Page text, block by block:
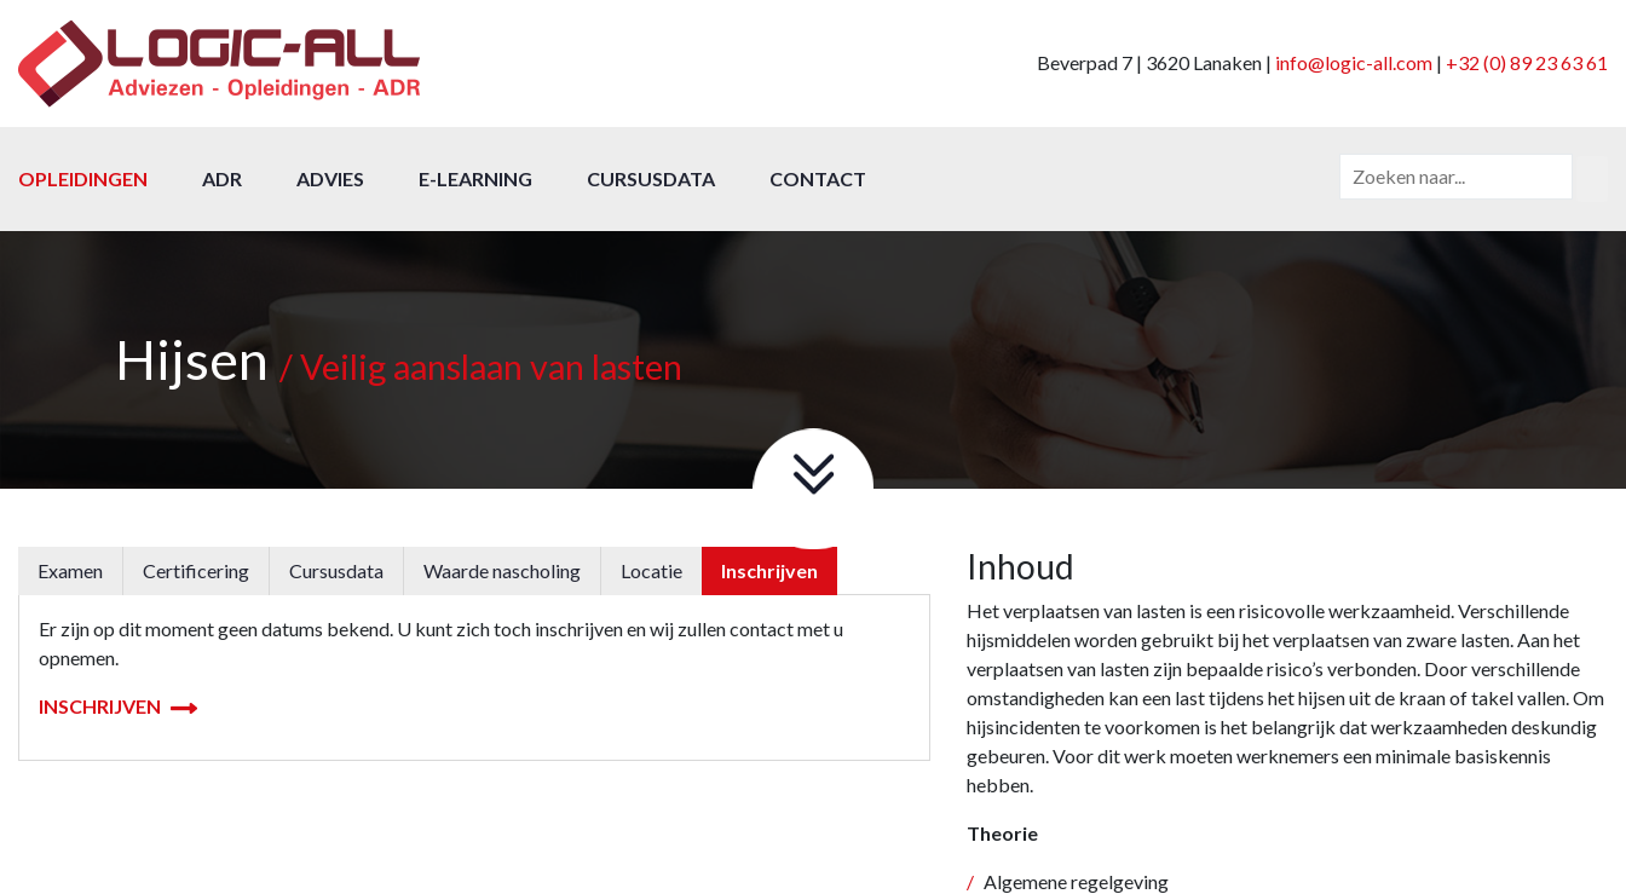
Beverpad 7 | 3620 Lanaken | info@logic-all.com | +32 (0) 89 23 63 61
OPLEIDINGEN ADR ADVIES E-LEARNING CURSUSDATA CONTACT
Hijsen / Veilig aanslaan van lasten
Examen Certificering Cursusdata Waarde nascholing Locatie Inschrijven
Er zijn op dit moment geen datums bekend. U kunt zich toch inschrijven en wij zullen contact met u
opnemen.
INSCHRIJVEN
Inhoud
Het verplaatsen van lasten is een risicovolle werkzaamheid. Verschillende
hijsmiddelen worden gebruikt bij het verplaatsen van zware lasten. Aan het
verplaatsen van lasten zijn bepaalde risico’s verbonden. Door verschillende
omstandigheden kan een last tijdens het hijsen uit de kraan of takel vallen. Om
hijsincidenten te voorkomen is het belangrijk dat werkzaamheden deskundig
gebeuren. Voor dit werk moeten werknemers een minimale basiskennis
hebben.
Theorie
Algemene regelgeving